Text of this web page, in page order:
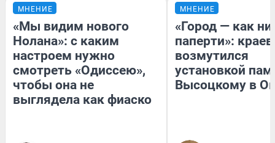
МНЕНИЕ
«Мы видим нового
Нолана»: с каким
настроем нужно
смотреть «Одиссею»,
чтобы она не
выглядела как фиаско
МНЕНИЕ
«Город — как
паперти»:
возмутился
установкой
Высоцкому в